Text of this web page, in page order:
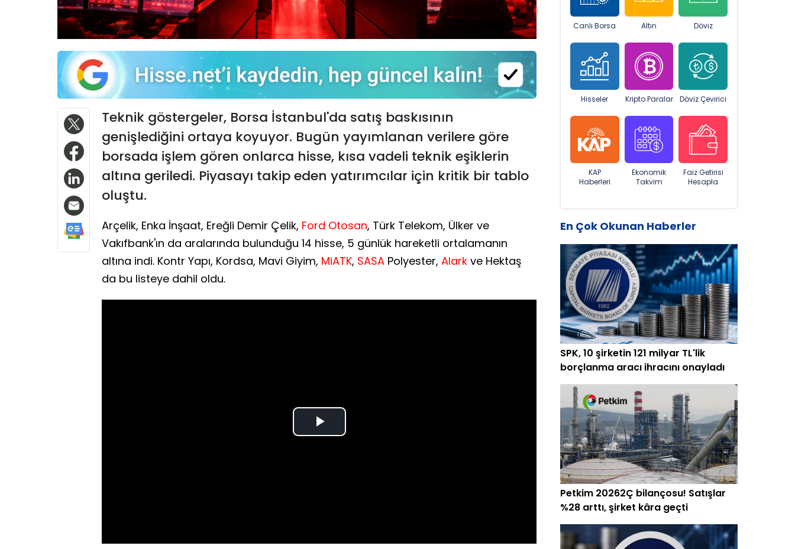
Teknik göstergeler, Borsa İstanbul'da satış baskısının
genişlediğini ortaya koyuyor. Bugün yayımlanan verilere göre
borsada işlem gören onlarca hisse, kısa vadeli teknik eşiklerin
altına geriledi. Piyasayı takip eden yatırımcılar için kritik bir tablo
oluştu.
Arçelik, Enka İnşaat, Ereğli Demir Çelik, Ford Otosan, Türk Telekom, Ülker ve
Vakıfbank'ın da aralarında bulunduğu 14 hisse, 5 günlük hareketli ortalamanın
altına indi. Kontr Yapı, Kordsa, Mavi Giyim, MiATK, SASA Polyester, Alark ve Hektaş
da bu listeye dahil oldu.
Play
Canlı Borsa Altın Döviz
Hisseler Kripto Paralar Döviz Çevirici
KAP
Haberleri
Ekonomik
Takvim
Faiz Getirisi
Hesapla
En Çok Okunan Haberler
SPK, 10 şirketin 121 milyar TL'lik
borçlanma aracı ihracını onayladı
Petkim 20262Ç bilançosu! Satışlar
%28 arttı, şirket kâra geçti